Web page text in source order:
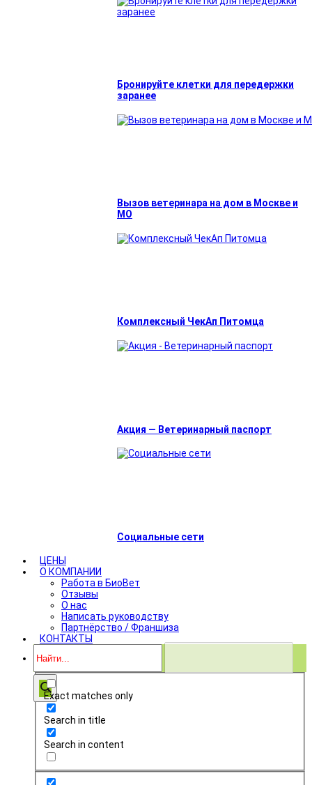
Бронируйте клетки для передержки
заранее
Вызов ветеринара на дом в Москве и
МО
Комплексный ЧекАп Питомца
Акция — Ветеринарный паспорт
Социальные сети
ЦЕНЫ
О КОМПАНИИ
Работа в БиоВет
Отзывы
О нас
Написать руководству
Партнёрство / Франшиза
КОНТАКТЫ
Exact matches only
Search in title
Search in content